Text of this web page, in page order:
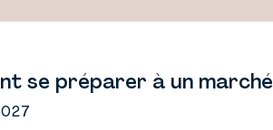
se préparer à un marché